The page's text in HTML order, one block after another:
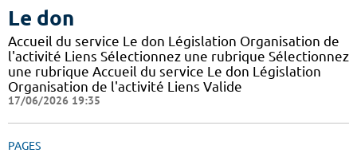
Le don
Accueil du service Le don Législation Organisation de
l'activité Liens Sélectionnez une rubrique Sélectionnez
une rubrique Accueil du service Le don Législation
Organisation de l'activité Liens Valide
17/06/2026 19:35
PAGES